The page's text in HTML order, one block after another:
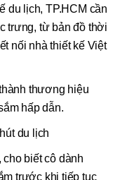
du lịch, TP.HCM cần
trưng, từ bản đồ thời
nối nhà thiết kế Việt
thương hiệu
hấp dẫn.
du lịch
cho biết cô dành
trước khi tiếp tục